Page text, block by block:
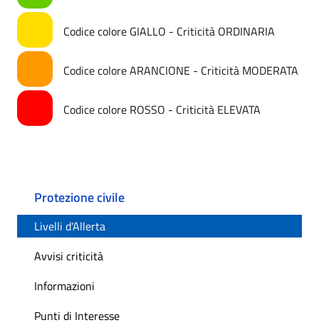
Codice colore GIALLO - Criticità ORDINARIA
Codice colore ARANCIONE - Criticità MODERATA
Codice colore ROSSO - Criticità ELEVATA
Protezione civile
Livelli d'Allerta
Avvisi criticità
Informazioni
Punti di Interesse